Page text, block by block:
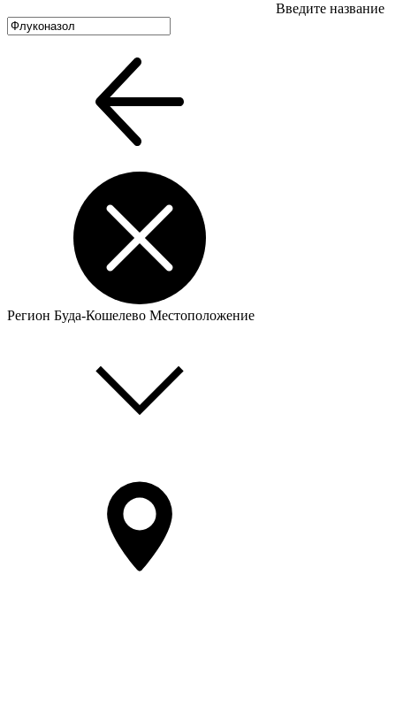
Введите название
Регион Буда-Кошелево Местоположение